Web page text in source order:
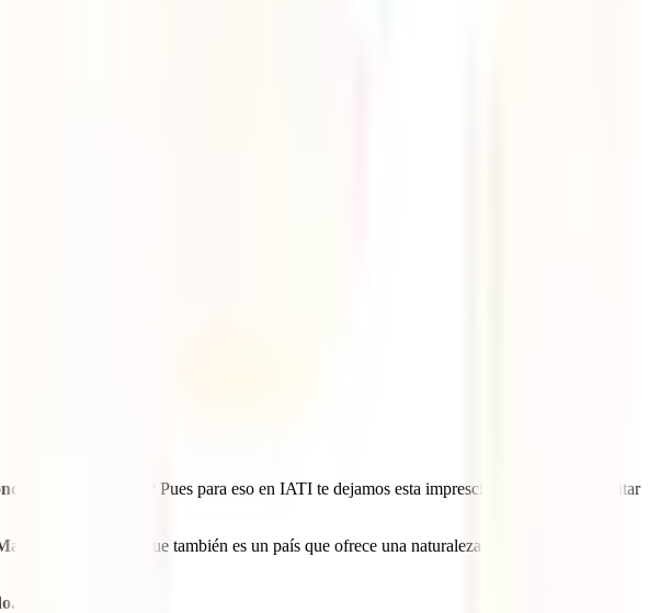
sobre tu cabeza? Pues para eso en IATI te dejamos esta imprescindible guía para visitar
Picchu
, sino que también es un país que ofrece una naturaleza diversa y salvaje,